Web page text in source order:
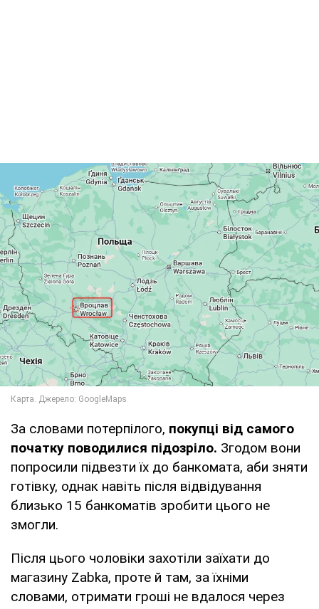
За словами потерпілого, покупці від самого
початку поводилися підозріло. Згодом вони
попросили підвезти їх до банкомата, аби зняти
готівку, однак навіть після відвідування
близько 15 банкоматів зробити цього не
змогли.
Після цього чоловіки захотіли заїхати до
магазину Zabka, проте й там, за їхніми
словами, отримати гроші не вдалося через